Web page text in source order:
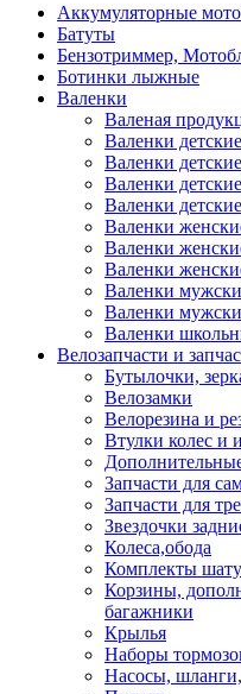
Аккумуляторные мото
Батуты
Бензотриммер,
Ботинки лыжные
Валенки
Валеная
Валенки
Валенки
Валенки
Валенки
Валенки
Валенки
Валенки
Валенки
Валенки
Валенки
Велозапчасти и
Бутылочки,
Велозамки
Велорезина и
Втулки колес и
Запчасти для
Запчасти для
Звездочки
Колеса,обода
Комплекты
Корзины,
багажники
Крылья
Наборы
Насосы,